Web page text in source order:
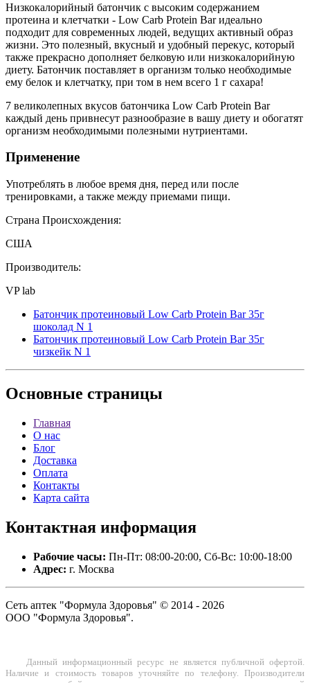
Низкокалорийный батончик с высоким содержанием
протеина и клетчатки - Low Carb Protein Bar идеально
подходит для современных людей, ведущих активный образ
жизни. Это полезный, вкусный и удобный перекус, который
также прекрасно дополняет белковую или низкокалорийную
диету. Батончик поставляет в организм только необходимые
ему белок и клетчатку, при том в нем всего 1 г сахара!
7 великолепных вкусов батончика Low Carb Protein Bar
каждый день привнесут разнообразие в вашу диету и обогатят
организм необходимыми полезными нутриентами.
Применение
Употреблять в любое время дня, перед или после
тренировками, а также между приемами пищи.
Страна Происхождения:
США
Производитель:
VP lab
Батончик протеиновый Low Carb Protein Bar 35г
шоколад N 1
Батончик протеиновый Low Carb Protein Bar 35г
чизкейк N 1
Основные страницы
Главная
О нас
Блог
Доставка
Оплата
Контакты
Карта сайта
Контактная информация
Рабочие часы: Пн-Пт: 08:00-20:00, Сб-Вс: 10:00-18:00
Адрес: г. Москва
Сеть аптек "Формула Здоровья" © 2014 - 2026
ООО "Формула Здоровья".
Данный информационный ресурс не является публичной офертой.
Наличие и стоимость товаров уточняйте по телефону. Производители